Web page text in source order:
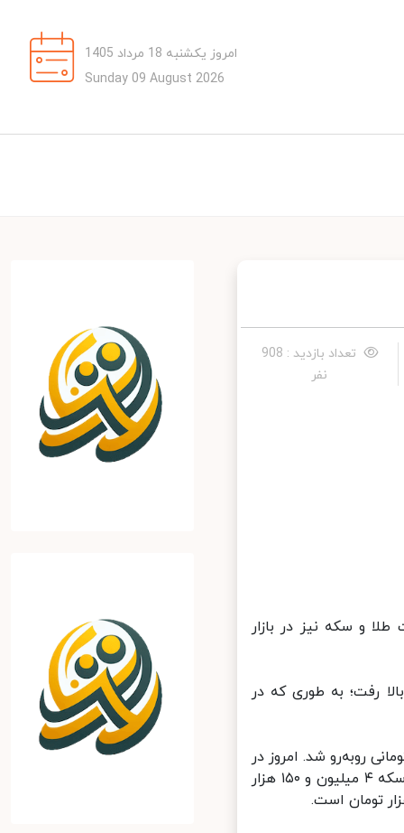
امروز یکشنبه 18 مرداد 1405
Sunday 09 August 2026
تعداد بازدید : 908
نفر
و سکه نیز در بازار
امروز در بازار ۳۷۲ هزار تومان بالا رفت؛ به طوری که در
طرح قدیم امروز در بازار با افزایش ۲۵۰ هزار تومانی روبه‌رو شد. امروز در
بازار هر قطعه سکه بهار آزادی طرح قدیم ۸ میلیون و ۳۵۰ هزار تومان، نیم‌سکه ۴ میلیون و ۱۵۰ هزار